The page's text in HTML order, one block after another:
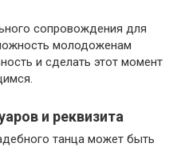
сопровождения для
молодоженам
и сделать этот момент
и реквизита
танца может быть